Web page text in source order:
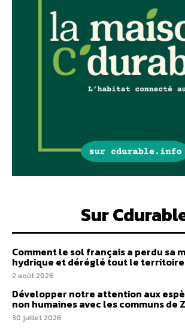
Sur
Comment le sol français a perdu sa
hydrique et déréglé tout le
2 août 2026
Développer notre attention aux
non humaines avec les communs de
30 juillet 2026